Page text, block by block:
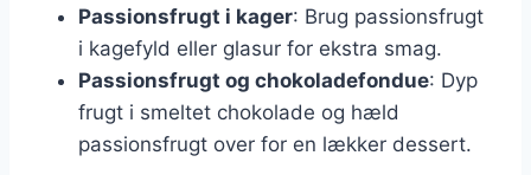
Passionsfrugt i kager: Brug passionsfrugt
i kagefyld eller glasur for ekstra smag.
Passionsfrugt og chokoladefondue: Dyp
frugt i smeltet chokolade og hæld
passionsfrugt over for en lækker dessert.